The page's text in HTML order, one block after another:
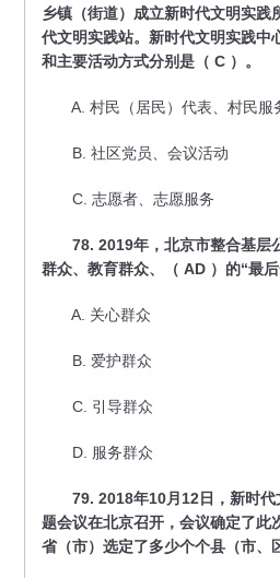
乡镇（街道）成立新时代文明实践
代文明实践站。新时代文明实践中
和主要活动方式分别是（ C ）。
A. 村民（居民）代表、村民服
B. 社区党员、会议活动
C. 志愿者、志愿服务
78. 2019年，北京市整合基层
群众、教育群众、（ AD ）的“最后
A. 关心群众
B. 爱护群众
C. 引导群众
D. 服务群众
79. 2018年10月12日，新时
题会议在北京召开，会议确定了此
省（市）选定了多少个个县（市、